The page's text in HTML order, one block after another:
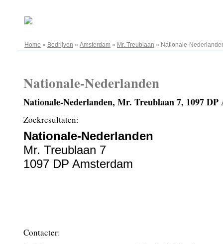
Home » Bedrijven » Amsterdam » Mr. Treublaan » Nationale-
Nationale-Nederlanden
Nationale-Nederlanden, Mr. Treublaan 7, 1097 DP
Zoekresultaten:
Nationale-Nederlanden
Mr. Treublaan 7
1097 DP Amsterdam
Contacter: